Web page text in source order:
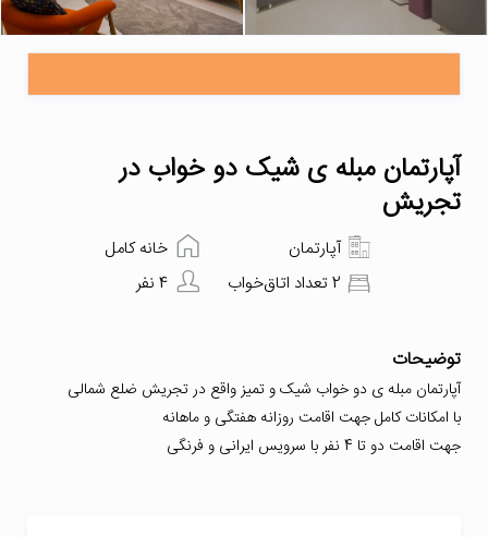
آپارتمان مبله ی شیک دو خواب در
تجریش
خانه کامل
آپارتمان
4 نفر
2 تعداد اتاق‌خواب
توضیحات
آپارتمان مبله ی دو خواب شیک و تمیز واقع در تجریش ضلع شمالی
با امکانات کامل جهت اقامت روزانه هفتگی و ماهانه
جهت اقامت دو تا 4 نفر با سرویس ایرانی و فرنگی